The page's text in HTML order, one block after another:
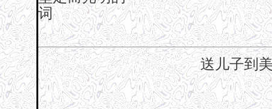
词
送儿子到